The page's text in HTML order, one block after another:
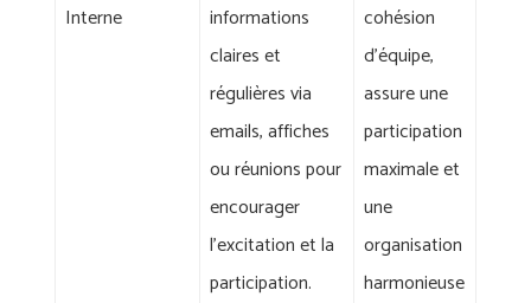
Interne
informations
claires et
régulières via
emails, affiches
ou réunions pour
encourager
l'excitation et la
participation.
cohésion
d'équipe,
assure une
participation
maximale et
une
organisation
harmonieuse